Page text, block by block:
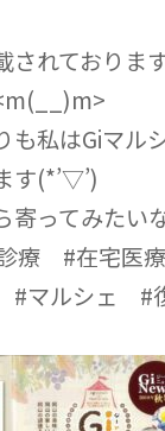
されておりま
も私はGiマル
す(*’▽’)
寄ってみたい
療 #在宅医療
#マルシェ #